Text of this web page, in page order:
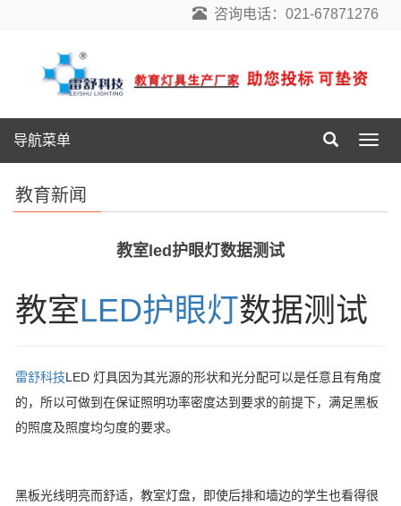
咨询电话：021-67871276
导
航
导航菜单
教育新闻
教室led护眼灯数据测试
教室LED护眼灯数据测试
雷舒科技LED 灯具因为其光源的形状和光分配可以是任意且有角度
的，所以可做到在保证照明功率密度达到要求的前提下，满足黑板
的照度及照度均匀度的要求。
黑板光线明亮而舒适，教室灯盘，即使后排和墙边的学生也看得很